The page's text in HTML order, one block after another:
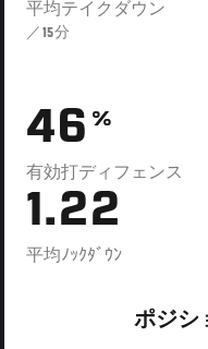
平均テイクダウン
／15分
46 %
有効打ディフェンス
1.22
平均ﾉｯｸﾀﾞｳﾝ
ポジシ